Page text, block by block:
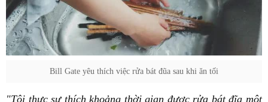
Bill Gate yêu thích việc rửa bát đũa sau khi ăn tối
"Tôi thực sự thích khoảng thời gian được rửa bát đĩa một